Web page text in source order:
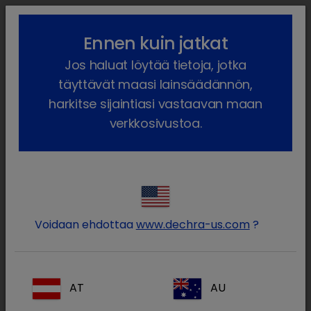
lock_outline search menu
Ruokavaliot ja ravitsemus
Koira Tuotteet Adult, Dog
Ennen kuin jatkat
Jos haluat löytää tietoja, jotka
täyttävät maasi lainsäädännön,
harkitse sijaintiasi vastaavan maan
verkkosivustoa.
Voidaan ehdottaa www.dechra-us.com ?
AT AU